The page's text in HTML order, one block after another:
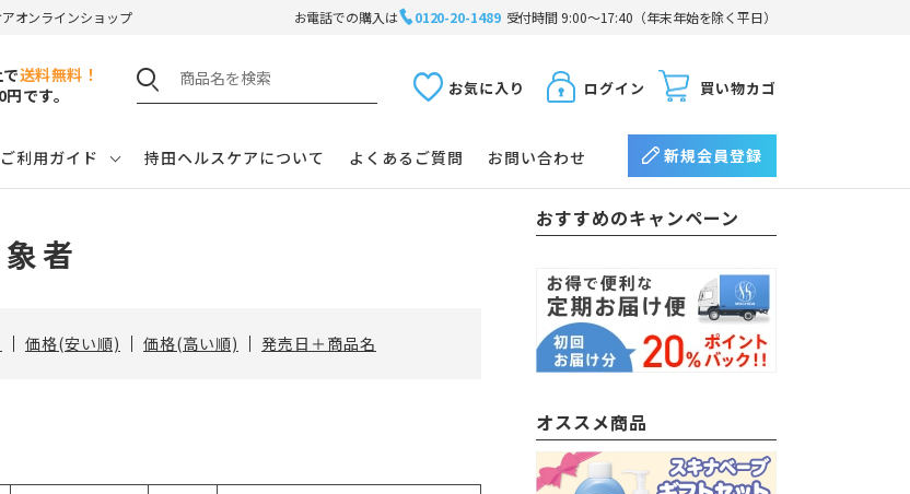
オンラインショップ お電話での購入は 0120-20-1489 受付時間 9:00〜17:40（年末年始を除く平日）
送料無料！
です。
お気に入り ログイン 買い物カゴ
ご利用ガイド 持田ヘルスケアについて よくあるご質問 お問い合わせ 新規会員登録
者
価格(安い順) 価格(高い順) 発売日＋商品名
おすすめのキャンペーン
オススメ商品